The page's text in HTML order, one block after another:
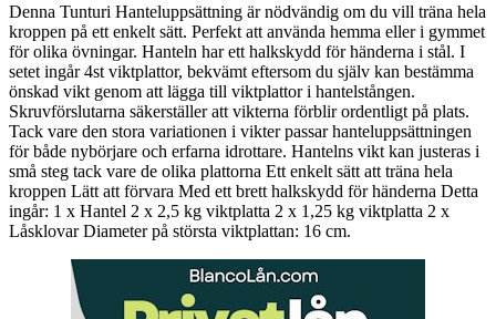
Denna Tunturi Hanteluppsättning är nödvändig om du vill träna hela
kroppen på ett enkelt sätt. Perfekt att använda hemma eller i gymmet
för olika övningar. Hanteln har ett halkskydd för händerna i stål. I
setet ingår 4st viktplattor, bekvämt eftersom du själv kan bestämma
önskad vikt genom att lägga till viktplattor i hantelstången.
Skruvförslutarna säkerställer att vikterna förblir ordentligt på plats.
Tack vare den stora variationen i vikter passar hanteluppsättningen
för både nybörjare och erfarna idrottare. Hantelns vikt kan justeras i
små steg tack vare de olika plattorna Ett enkelt sätt att träna hela
kroppen Lätt att förvara Med ett brett halkskydd för händerna Detta
ingår: 1 x Hantel 2 x 2,5 kg viktplatta 2 x 1,25 kg viktplatta 2 x
Låsklovar Diameter på största viktplattan: 16 cm.